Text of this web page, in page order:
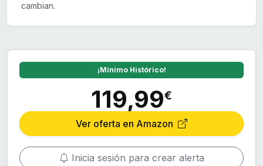
cambian.
¡Mínimo Histórico!
119,99€
Ver oferta en Amazon
Inicia sesión para crear alerta